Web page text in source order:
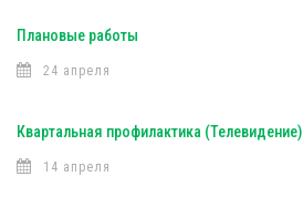
Плановые работы
24 апреля
Квартальная профилактика (Телевидение)
14 апреля